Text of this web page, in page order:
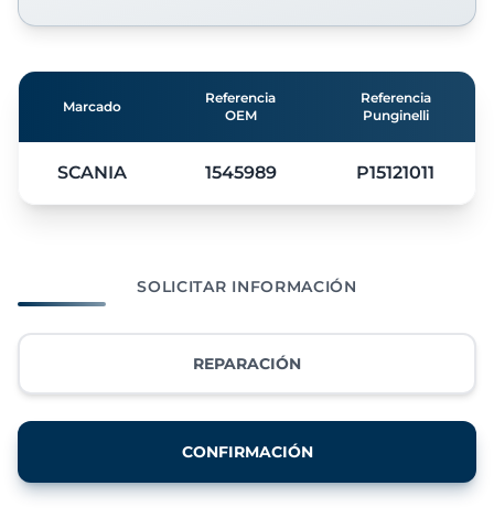
Marcado
Referencia
OEM
Referencia
Punginelli
SCANIA 1545989 P15121011
SOLICITAR INFORMACIÓN
REPARACIÓN
CONFIRMACIÓN